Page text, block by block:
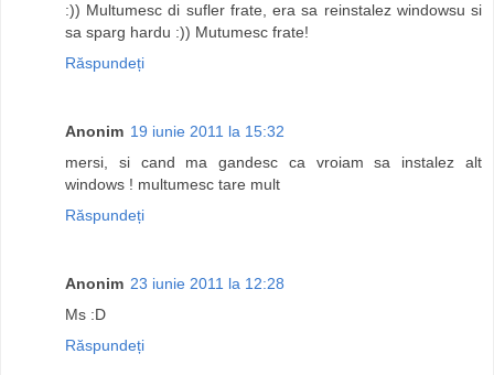
:)) Multumesc di sufler frate, era sa reinstalez windowsu si
sa sparg hardu :)) Mutumesc frate!
Răspundeți
Anonim 19 iunie 2011 la 15:32
mersi, si cand ma gandesc ca vroiam sa instalez alt
windows ! multumesc tare mult
Răspundeți
Anonim 23 iunie 2011 la 12:28
Ms :D
Răspundeți